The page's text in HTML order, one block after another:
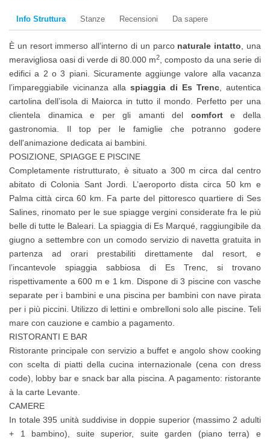
Info Struttura Stanze Recensioni Da sapere
È un resort immerso all’interno di un parco naturale intatto , una
meravigliosa oasi di verde di 80.000 m2
, composto da una serie di
edifici a 2 o 3 piani. Sicuramente aggiunge valore alla vacanza
l’impareggiabile vicinanza alla spiaggia di Es Trenc , autentica
cartolina dell’isola di Maiorca in tutto il mondo. Perfetto per una
clientela dinamica e per gli amanti del comforte della
gastronomia. Il top per le famiglie che potranno godere
dell'animazione dedicata ai bambini.
POSIZIONE, SPIAGGE E PISCINE
Completamente ristrutturato, è situato a 300 m circa dal centro
abitato di Colonia Sant Jordi. L’aeroporto dista circa 50 km e
Palma città circa 60 km. Fa parte del pittoresco quartiere di Ses
Salines, rinomato per le sue spiagge vergini considerate fra le più
belle di tutte le Baleari. La spiaggia di Es Marqué, raggiungibile da
giugno a settembre con un comodo servizio di navetta gratuita in
partenza ad orari prestabiliti direttamente dal resort, e
l’incantevole spiaggia sabbiosa di Es Trenc, si trovano
rispettivamente a 600 m e 1 km. Dispone di 3 piscine con vasche
separate per i bambini e una piscina per bambini con nave pirata
per i più piccini. Utilizzo di lettini e ombrelloni solo alle piscine. Teli
mare con cauzione e cambio a pagamento.
RISTORANTI E BAR
Ristorante principale con servizio a buffet e angolo show cooking
con scelta di piatti della cucina internazionale (cena con dress
code), lobby bar e snack bar alla piscina. A pagamento: ristorante
à la carte Levante.
CAMERE
In totale 395 unità suddivise in doppie superior (massimo 2 adulti
+ 1 bambino), suite superior, suite garden (piano terra) e